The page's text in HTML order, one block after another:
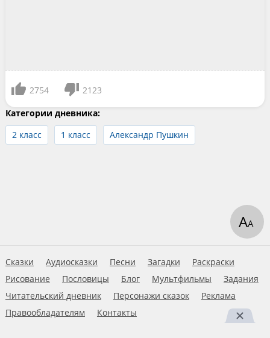
2754
2123
Категории дневника:
2 класс
1 класс Александр Пушкин
Сказки Аудиосказки Песни Загадки
Раскраски
Рисование
Пословицы Блог Мультфильмы
Задания
Читательский дневник
Персонажи сказок
Реклама
Правообладателям
Контакты
АА